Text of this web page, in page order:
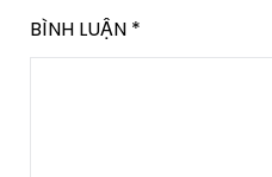
BÌNH LUẬN *